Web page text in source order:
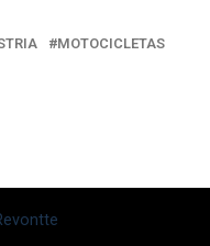
MOTOCICLETAS